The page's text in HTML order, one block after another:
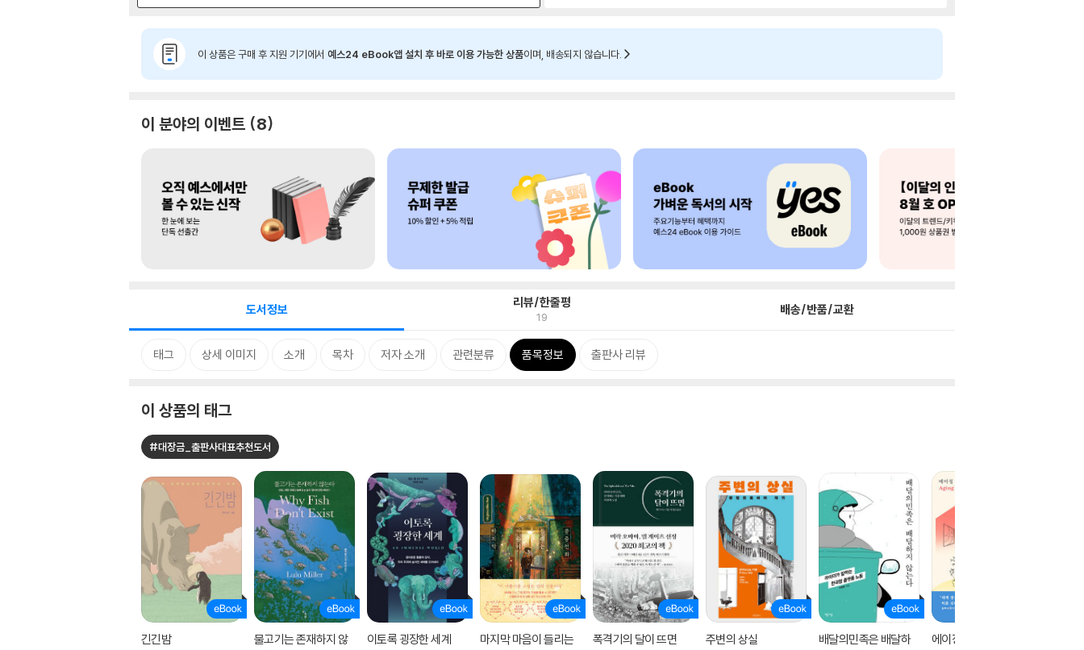
이 상품은 구매 후 지원 기기에서 예스24 eBook앱 설치 후 바로 이용 가능한 상품이며, 배송되지 않습니다.
이 분야의 이벤트 8
도서정보 리뷰/한줄평
19 배송/반품/교환
태그 상세 이미지 소개 목차 저자 소개 관련분류 품목정보 출판사 리뷰
이 상품의 태그
#대장금_출판사대표추천도서
긴긴밤
물고기는 존재하지 않
이토록 굉장한 세계
마지막 마음이 들리는
폭격기의 달이 뜨면 주변의 상실
배달의민족은 배달하
에이징 솔로